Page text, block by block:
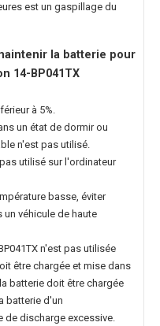
est un gaspillage du
la batterie pour
14-BP041TX
à 5%.
un état de dormir ou
n'est pas utilisé.
utilisé sur l'ordinateur
basse, éviter
un véhicule de haute
n'est pas utilisée
être chargée et mise dans
batterie doit être chargée
batterie d'un
de discharge excessive.